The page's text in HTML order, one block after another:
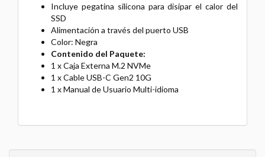
Incluye pegatina silicona para disipar el calor del
SSD
Alimentación a través del puerto USB
Color: Negra
Contenido del Paquete:
1 x Caja Externa M.2 NVMe
1 x Cable USB-C Gen2 10G
1 x Manual de Usuario Multi-idioma